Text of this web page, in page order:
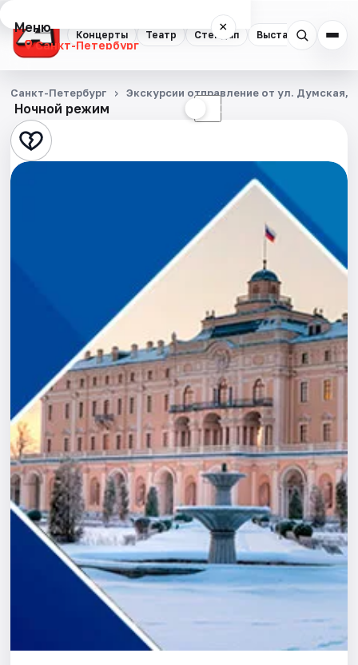
Концерты Театр Стендап Выставки
Меню ×
Санкт-Петербург
Концерты
Театр
Стендап
Города
Площадки
Артисты
Рейтинги
Ночной режим ☾
Санкт-Петербург Экскурсии отправление от ул. Думская,